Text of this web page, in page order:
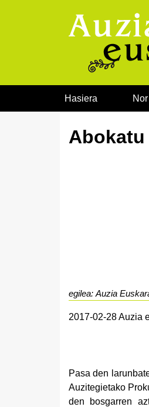
Hasiera
Abokatu
egilea: Auzia
2017-02-28 Auzia
Pasa den
Auzitegietako
den bosgarren